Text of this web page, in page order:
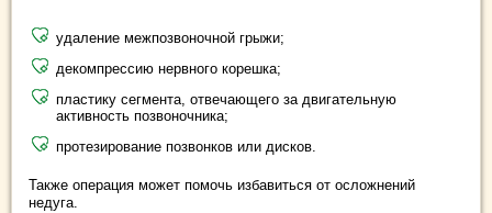
удаление межпозвоночной грыжи;
декомпрессию нервного корешка;
пластику сегмента, отвечающего за двигательную
активность позвоночника;
протезирование позвонков или дисков.
Также операция может помочь избавиться от осложнений
недуга.